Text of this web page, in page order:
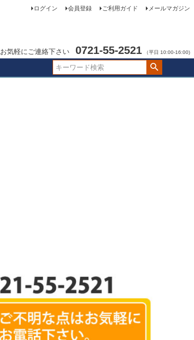
ログイン 会員登録 ご利用ガイド メールマガジン
お気軽にご連絡下さい 0721-55-2521 （平日 10:00-16:00)